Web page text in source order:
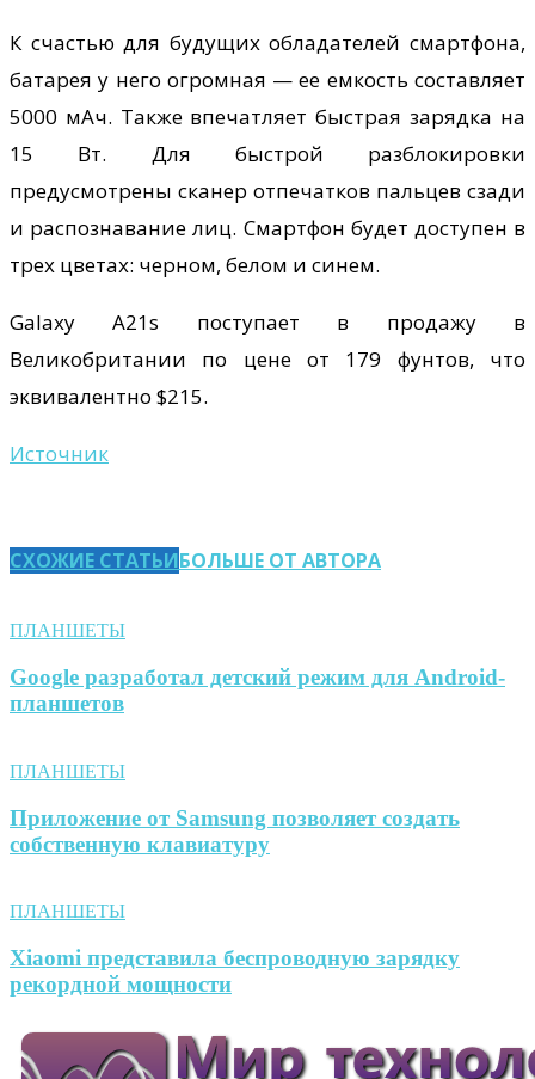
К счастью для будущих обладателей смартфона,
батарея у него огромная — ее емкость составляет
5000 мАч. Также впечатляет быстрая зарядка на
15 Вт. Для быстрой разблокировки
предусмотрены сканер отпечатков пальцев сзади
и распознавание лиц. Смартфон будет доступен в
трех цветах: черном, белом и синем.
Galaxy A21s поступает в продажу в
Великобритании по цене от 179 фунтов, что
эквивалентно $215.
Источник
СХОЖИЕ СТАТЬИБОЛЬШЕ ОТ АВТОРА
ПЛАНШЕТЫ
Google разработал детский режим для Android-
планшетов
ПЛАНШЕТЫ
Приложение от Samsung позволяет создать
собственную клавиатуру
ПЛАНШЕТЫ
Xiaomi представила беспроводную зарядку
рекордной мощности